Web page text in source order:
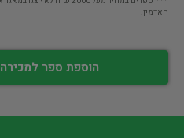
האדמין.
הוספת ספר למכירה